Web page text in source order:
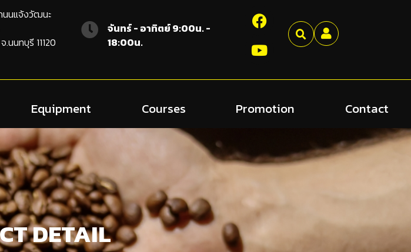
นนแจ้งวัฒนะ
.นนทบุรี 11120
จันทร์ - อาทิตย์ 9:00น. -
18:00น.
Equipment Courses Promotion Contact
DETAIL